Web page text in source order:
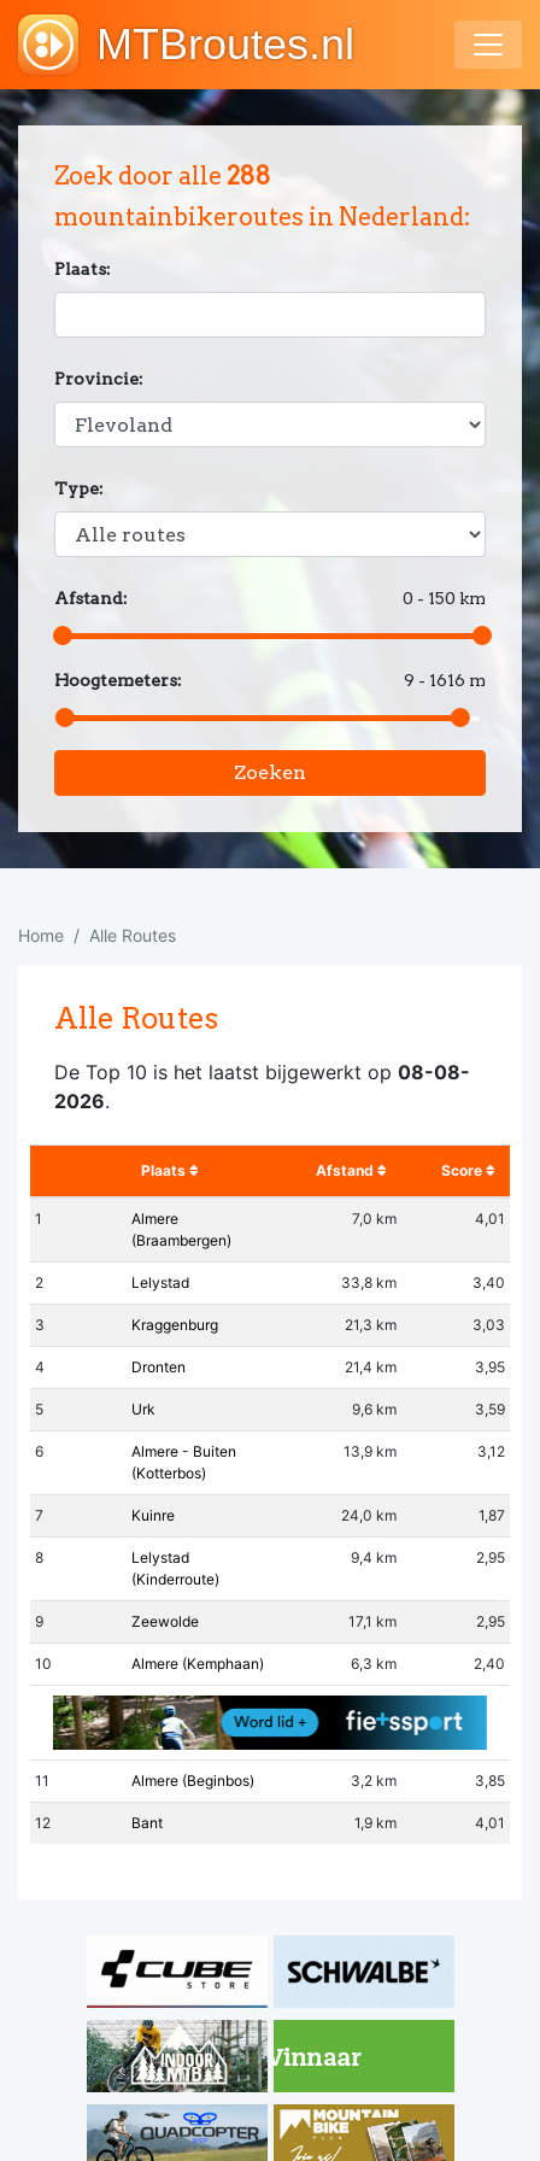
MTBroutes.nl
Zoek door alle 288
mountainbikeroutes in Nederland:
Plaats:
Provincie:
Type:
Afstand: 0 - 150 km
Hoogtemeters: 9 - 1616 m
Zoeken
Home Alle Routes
Alle Routes
De Top 10 is het laatst bijgewerkt op 08-08-
2026.
Plaats Afstand Score
1
Almere
(Braambergen)
7,0 km 4,01
2 Lelystad 33,8 km 3,40
3 Kraggenburg 21,3 km 3,03
4 Dronten 21,4 km 3,95
5 Urk 9,6 km 3,59
6
Almere - Buiten
(Kotterbos)
13,9 km 3,12
7 Kuinre 24,0 km 1,87
8
Lelystad
(Kinderroute)
9,4 km 2,95
9 Zeewolde 17,1 km 2,95
10 Almere (Kemphaan) 6,3 km 2,40
11 Almere (Beginbos) 3,2 km 3,85
12 Bant 1,9 km 4,01